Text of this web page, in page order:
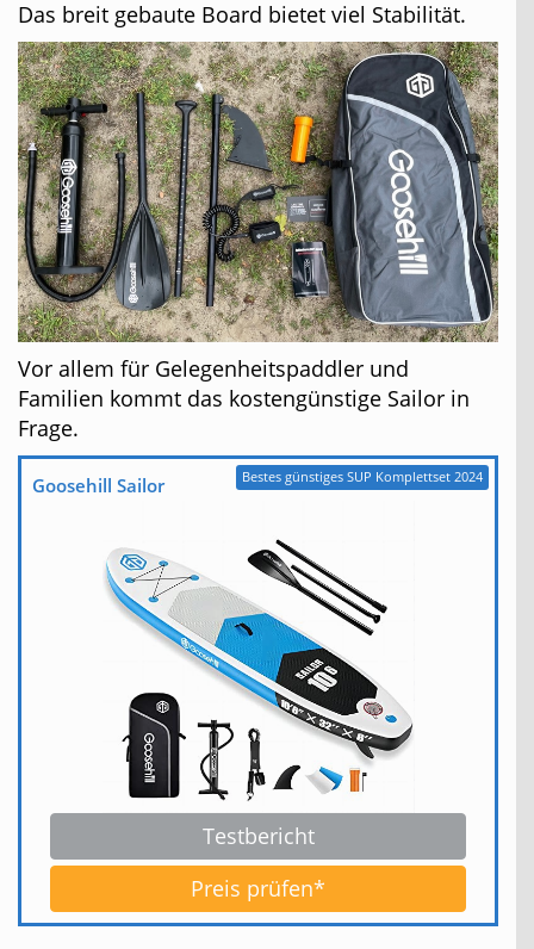
Das breit gebaute Board bietet viel Stabilität.
Vor allem für Gelegenheitspaddler und
Familien kommt das kostengünstige Sailor in
Frage.
Bestes günstiges SUP Komplettset 2024
Goosehill Sailor
Testbericht
Preis prüfen*